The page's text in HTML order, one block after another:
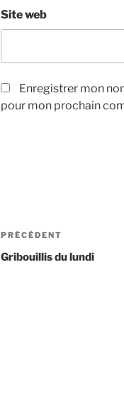
Site web
Enregistrer mon
pour mon prochain
Navigation
de
Article
précédent
PRÉCÉDENT
Gribouillis du lundi